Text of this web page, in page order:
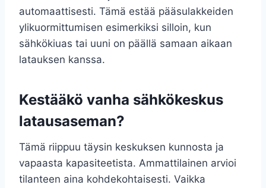
automaattisesti. Tämä estää pääsulakkeiden
ylikuormittumisen esimerkiksi silloin, kun
sähkökiuas tai uuni on päällä samaan aikaan
latauksen kanssa.
Kestääkö vanha sähkökeskus
latausaseman?
Tämä riippuu täysin keskuksen kunnosta ja
vapaasta kapasiteetista. Ammattilainen arvioi
tilanteen aina kohdekohtaisesti. Vaikka